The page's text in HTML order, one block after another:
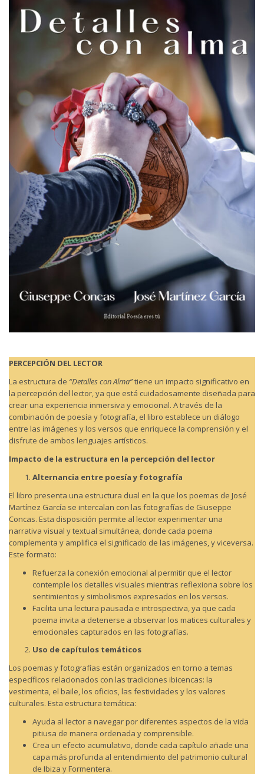
PERCEPCIÓN DEL LECTOR
La estructura de “Detalles con Alma”tiene un impacto significativo en
la percepción del lector, ya que está cuidadosamente diseñada para
crear una experiencia inmersiva y emocional. A través de la
combinación de poesía y fotografía, el libro establece un diálogo
entre las imágenes y los versos que enriquece la comprensión y el
disfrute de ambos lenguajes artísticos.
Impacto de la estructura en la percepción del lector
Alternancia entre poesía y fotografía
El libro presenta una estructura dual en la que los poemas de José
Martínez García se intercalan con las fotografías de Giuseppe
Concas. Esta disposición permite al lector experimentar una
narrativa visual y textual simultánea, donde cada poema
complementa y amplifica el significado de las imágenes, y viceversa.
Este formato:
Refuerza la conexión emocional al permitir que el lector
contemple los detalles visuales mientras reflexiona sobre los
sentimientos y simbolismos expresados en los versos.
Facilita una lectura pausada e introspectiva, ya que cada
poema invita a detenerse a observar los matices culturales y
emocionales capturados en las fotografías.
Uso de capítulos temáticos
Los poemas y fotografías están organizados en torno a temas
específicos relacionados con las tradiciones ibicencas: la
vestimenta, el baile, los oficios, las festividades y los valores
culturales. Esta estructura temática:
Ayuda al lector a navegar por diferentes aspectos de la vida
pitiusa de manera ordenada y comprensible.
Crea un efecto acumulativo, donde cada capítulo añade una
capa más profunda al entendimiento del patrimonio cultural
de Ibiza y Formentera.